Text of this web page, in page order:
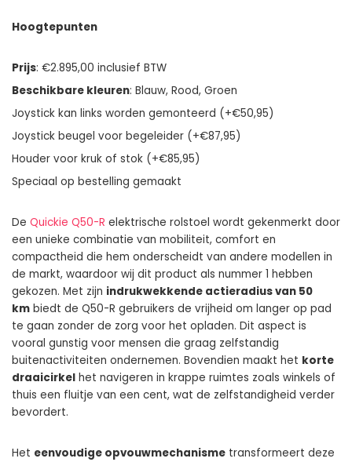
Hoogtepunten
Prijs: €2.895,00 inclusief BTW
Beschikbare kleuren: Blauw, Rood, Groen
Joystick kan links worden gemonteerd (+€50,95)
Joystick beugel voor begeleider (+€87,95)
Houder voor kruk of stok (+€85,95)
Speciaal op bestelling gemaakt
De Quickie Q50-R elektrische rolstoel wordt gekenmerkt door
een unieke combinatie van mobiliteit, comfort en
compactheid die hem onderscheidt van andere modellen in
de markt, waardoor wij dit product als nummer 1 hebben
gekozen. Met zijn indrukwekkende actieradius van 50
km biedt de Q50-R gebruikers de vrijheid om langer op pad
te gaan zonder de zorg voor het opladen. Dit aspect is
vooral gunstig voor mensen die graag zelfstandig
buitenactiviteiten ondernemen. Bovendien maakt het korte
draaicirkel het navigeren in krappe ruimtes zoals winkels of
thuis een fluitje van een cent, wat de zelfstandigheid verder
bevordert.
Het eenvoudige opvouwmechanisme transformeert deze